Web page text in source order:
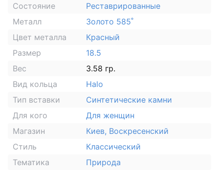
Состояние
Реставрированные
Металл
Золото 585˚
Цвет металла
Красный
Размер
18.5
Вес
3.58 гр.
Вид кольца
Halo
Тип вставки
Синтетические камни
Для кого
Для женщин
Магазин
Киев, Воскресенский
Стиль
Классический
Тематика
Природа